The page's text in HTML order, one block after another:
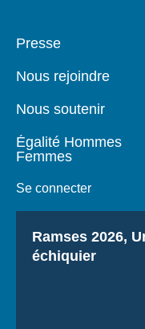
Pied
Presse
Nous rejoindre
Nous soutenir
Égalité Hommes
Femmes
Se connecter
Titre
Ramses 2026,
échiquier